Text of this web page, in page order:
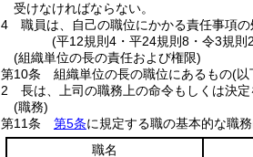
受けなければならない。
4
職員は、自己の職位にかかる責任事項
(平12規則4・平24規則8・令3規則
(組織単位の長の責任および権限)
第10条
組織単位の長の職位にあるもの(以
2
長は、上司の職務上の命令もしくは決
(職務)
第11条
第5条に規定する職の基本的な職
職名